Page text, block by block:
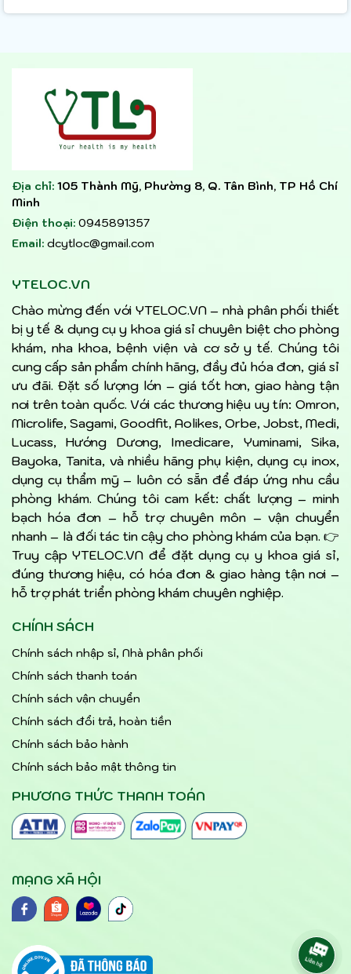
Địa chỉ: 105 Thành Mỹ, Phường 8, Q. Tân Bình, TP Hồ Chí
Minh
Điện thoại: 0945891357
Email: dcytloc@gmail.com
YTELOC.VN
Chào mừng đến với YTELOC.VN – nhà phân phối thiết
bị y tế & dụng cụ y khoa giá sỉ chuyên biệt cho phòng
khám, nha khoa, bệnh viện và cơ sở y tế. Chúng tôi
cung cấp sản phẩm chính hãng, đầy đủ hóa đơn, giá sỉ
ưu đãi. Đặt số lượng lớn – giá tốt hơn, giao hàng tận
nơi trên toàn quốc. Với các thương hiệu uy tín: Omron,
Microlife, Sagami, Goodfit, Aolikes, Orbe, Jobst, Medi,
Lucass, Hướng Dương, Imedicare, Yuminami, Sika,
Bayoka, Tanita, và nhiều hãng phụ kiện, dụng cụ inox,
dụng cụ thẩm mỹ – luôn có sẵn để đáp ứng nhu cầu
phòng khám. Chúng tôi cam kết: chất lượng – minh
bạch hóa đơn – hỗ trợ chuyên môn – vận chuyển
nhanh – là đối tác tin cậy cho phòng khám của bạn. 👉
Truy cập YTELOC.VN để đặt dụng cụ y khoa giá sỉ,
đúng thương hiệu, có hóa đơn & giao hàng tận nơi –
hỗ trợ phát triển phòng khám chuyên nghiệp.
CHÍNH SÁCH
Chính sách nhập sỉ, Nhà phân phối
Chính sách thanh toán
Chính sách vận chuyển
Chính sách đổi trả, hoàn tiền
Chính sách bảo hành
Chính sách bảo mật thông tin
PHƯƠNG THỨC THANH TOÁN
MẠNG XÃ HỘI